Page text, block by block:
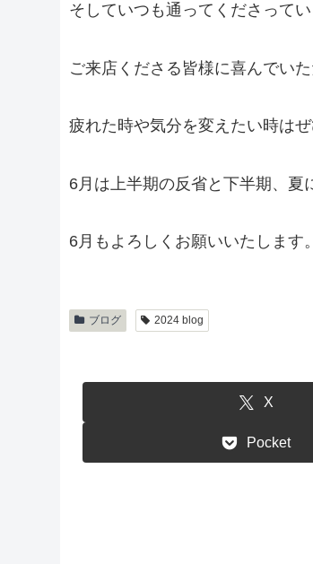
そしていつも通ってくださって
ご来店くださる皆様に喜んでい
疲れた時や気分を変えたい時はぜ
6月は上半期の反省と下半期、夏
6月もよろしくお願いいたします。
ブログ 2024 blog
X
Pocket